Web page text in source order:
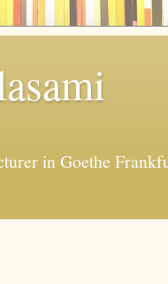
in Goethe